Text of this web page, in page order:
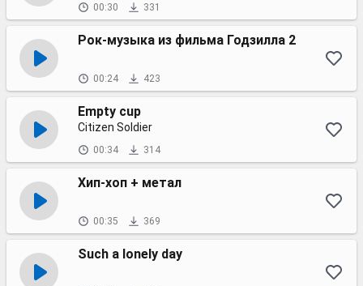
00:30 331
Рок-музыка из фильма Годзилла 2
00:24 423
Empty cup
Citizen Soldier
00:34 314
Хип-хоп + метал
00:35 369
Such a lonely day